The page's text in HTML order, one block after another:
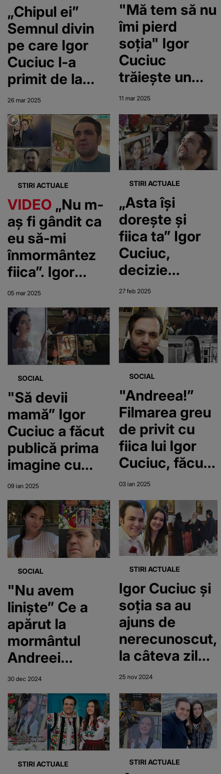
„Chipul ei”
Semnul divin
pe care Igor
Cuciuc l-a
primit de la
fiica sa
moartă, chiar
când se afla în
avion! Nu i-a
venit să
creadă ce
vede când s-a
uitat pe geam
26 mar 2025
"Mă tem să nu
îmi pierd
soţia" Igor
Cuciuc
trăiește un
calvar după
ce și-a pierdut
singura fiică,
pe Andreea
11 mar 2025
STIRI ACTUALE
VIDEO „Nu m-
aș fi gândit ca
eu să-mi
înmormântez
fiica”. Igor
Cuciuc, un
părinte sfâșiat
de durere
05 mar 2025
STIRI ACTUALE
„Asta își
dorește și
fiica ta” Igor
Cuciuc,
decizie
radicală la
doar 3 luni de
la moartea
unicului său
copil! Nimeni
nu credea că
va face asta
atât de
repede
27 feb 2025
SOCIAL
"Să devii
mamă” Igor
Cuciuc a făcut
publică prima
imagine cu
Andreea în
rochie de
mireasă!
Artistul este
zdrobit de
durere
09 ian 2025
SOCIAL
"Andreea!”
Filmarea greu
de privit cu
fiica lui Igor
Cuciuc, făcută
cu doar o lună
înainte să
moară!
Imaginile au
ieșit la iveală
abia acum
03 ian 2025
SOCIAL
"Nu avem
liniște” Ce a
apărut la
mormântul
Andreei
Cuciuc, la 40
de zile de la
moartea sa!
Părinții fetei,
devastați în
cimitir
30 dec 2024
STIRI ACTUALE
Igor Cuciuc și
soția sa au
ajuns de
nerecunoscut,
la câteva zile
după ce și-au
înmormântat
unica fiică!
Parcă nu mai
sunt aceiași
oameni:
25 nov 2024
STIRI ACTUALE STIRI ACTUALE